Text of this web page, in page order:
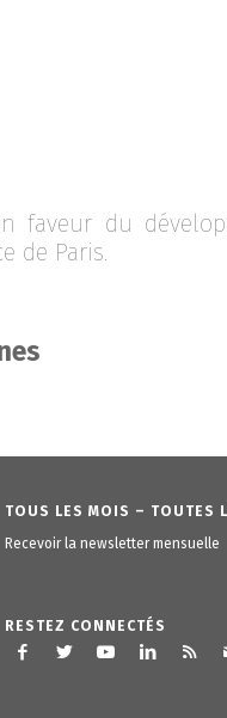
faveur du
de Paris.
TOUS LES MOIS – TOUTES
Recevoir la newsletter mensuelle
RESTEZ CONNECTÉS